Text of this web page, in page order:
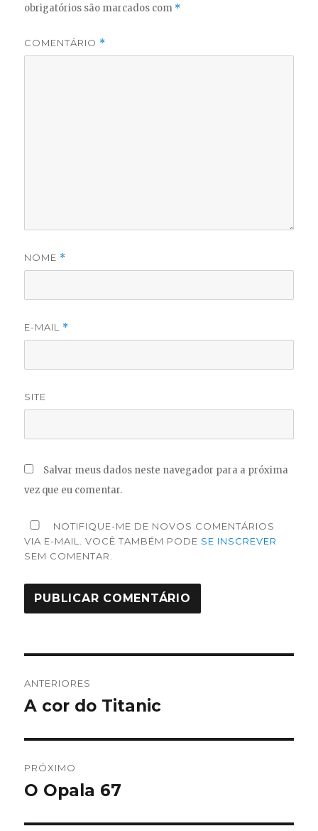
obrigatórios são marcados com *
COMENTÁRIO *
NOME *
E-MAIL *
SITE
Salvar meus dados neste navegador para a próxima
vez que eu comentar.
NOTIFIQUE-ME DE NOVOS COMENTÁRIOS
VIA E-MAIL. VOCÊ TAMBÉM PODE SE INSCREVER
SEM COMENTAR.
de
ANTERIORES
Post
A cor do Titanic
PRÓXIMO
Próximo
O Opala 67